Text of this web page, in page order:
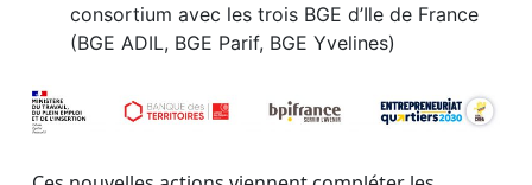
consortium avec les trois BGE d’Ile de France
(BGE ADIL, BGE Parif, BGE Yvelines)